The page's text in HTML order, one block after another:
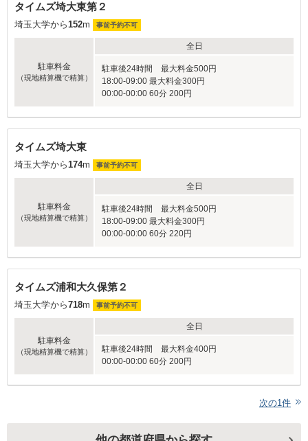
タイムズ埼大東第２
埼玉大学から152m 事前予約不可
駐車料金
（現地精算機で精算）
全日
駐車後24時間 最大料金500円
18:00-09:00 最大料金300円
00:00-00:00 60分 200円
タイムズ埼大東
埼玉大学から174m 事前予約不可
駐車料金
（現地精算機で精算）
全日
駐車後24時間 最大料金500円
18:00-09:00 最大料金300円
00:00-00:00 60分 220円
タイムズ浦和大久保第２
埼玉大学から718m 事前予約不可
駐車料金
（現地精算機で精算）
全日
駐車後24時間 最大料金400円
00:00-00:00 60分 200円
次の1件